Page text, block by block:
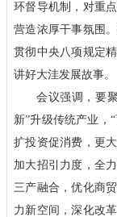
环督导机制，对重
营造浓厚干事氛围
贯彻中央八项规定
讲好大洼发展故事。
会议强调，要
新”升级传统产业，
扩投资促消费，更
加大招引力度，全
三产融合，优化商
力新空间，深化改